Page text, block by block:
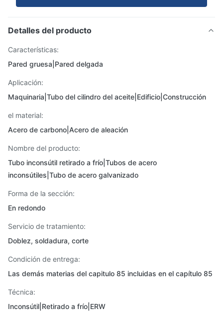
Detalles del producto
Características:
Pared gruesa|Pared delgada
Aplicación:
Maquinaria|Tubo del cilindro del aceite|Edificio|Construcción
el material:
Acero de carbono|Acero de aleación
Nombre del producto:
Tubo inconsútil retirado a frío|Tubos de acero
inconsútiles|Tubo de acero galvanizado
Forma de la sección:
En redondo
Servicio de tratamiento:
Doblez, soldadura, corte
Condición de entrega:
Las demás materias del capitulo 85 incluidas en el capítulo 85
Técnica:
Inconsútil|Retirado a frío|ERW